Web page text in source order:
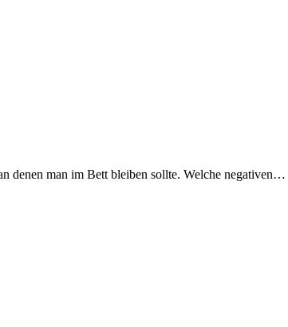
denen man im Bett bleiben sollte. Welche negativen…